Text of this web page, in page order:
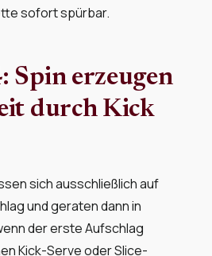
sofort spürbar.
Spin erzeugen
durch Kick
sich ausschließlich auf
und geraten dann in
der erste Aufschlag
Kick-Serve oder Slice-